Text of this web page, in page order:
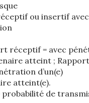
ou insertif
réceptif = avec
atteint ;
d’un(e)
atteint(e).
probabilité de